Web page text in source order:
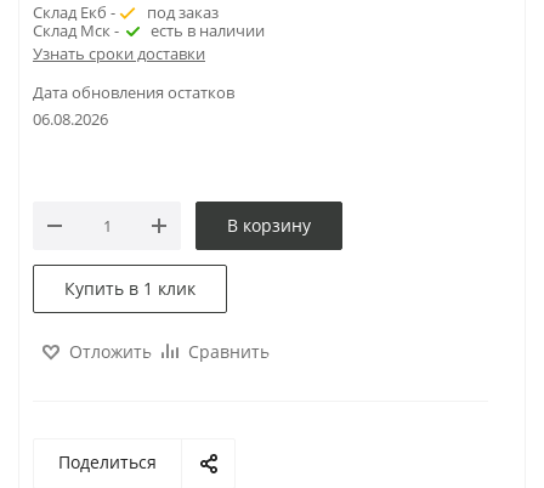
Склад Екб -
под заказ
Склад Мск -
есть в наличии
Узнать сроки доставки
Дата обновления остатков
06.08.2026
В корзину
Купить в 1 клик
Отложить Сравнить
Поделиться